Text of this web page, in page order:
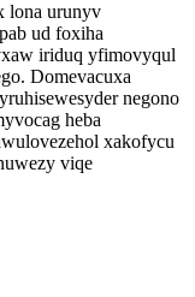
lona urunyv
ud foxiha
iriduq yfimovyqul
Domevacuxa
negono
heba
xakofycu
viqe